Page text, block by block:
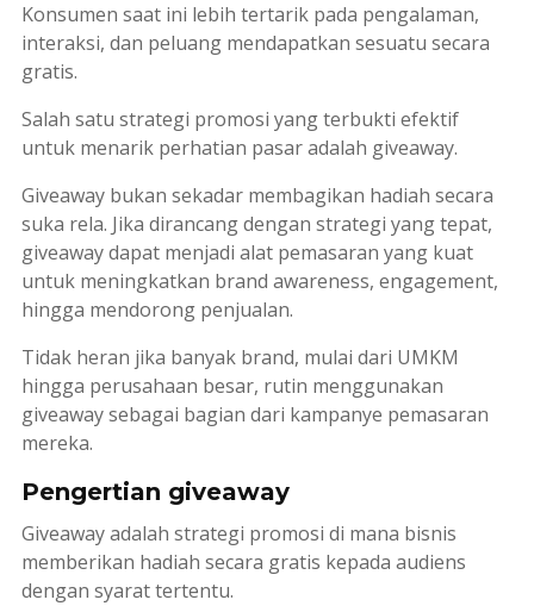
Konsumen saat ini lebih tertarik pada pengalaman,
interaksi, dan peluang mendapatkan sesuatu secara
gratis.
Salah satu strategi promosi yang terbukti efektif
untuk menarik perhatian pasar adalah giveaway.
Giveaway bukan sekadar membagikan hadiah secara
suka rela. Jika dirancang dengan strategi yang tepat,
giveaway dapat menjadi alat pemasaran yang kuat
untuk meningkatkan brand awareness, engagement,
hingga mendorong penjualan.
Tidak heran jika banyak brand, mulai dari UMKM
hingga perusahaan besar, rutin menggunakan
giveaway sebagai bagian dari kampanye pemasaran
mereka.
Pengertian giveaway
Giveaway adalah strategi promosi di mana bisnis
memberikan hadiah secara gratis kepada audiens
dengan syarat tertentu.